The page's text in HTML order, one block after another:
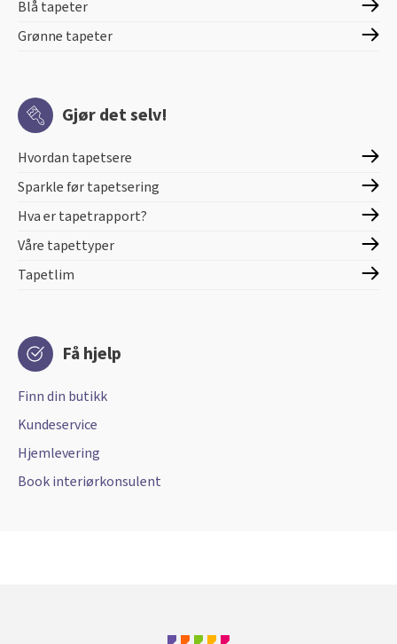
Blå tapeter
Grønne tapeter
Gjør det selv!
Hvordan tapetsere
Sparkle før tapetsering
Hva er tapetrapport?
Våre tapettyper
Tapetlim
Få hjelp
Finn din butikk
Kundeservice
Hjemlevering
Book interiørkonsulent